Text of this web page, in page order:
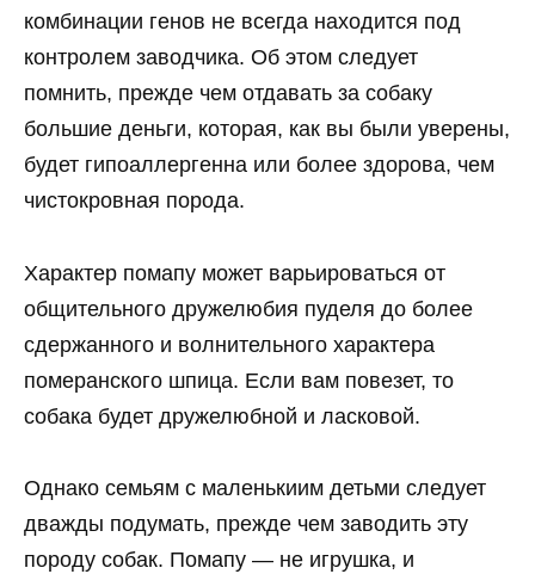
комбинации генов не всегда находится под
контролем заводчика. Об этом следует
помнить, прежде чем отдавать за собаку
большие деньги, которая, как вы были уверены,
будет гипоаллергенна или более здорова, чем
чистокровная порода.
Характер помапу может варьироваться от
общительного дружелюбия пуделя до более
сдержанного и волнительного характера
померанского шпица. Если вам повезет, то
собака будет дружелюбной и ласковой.
Однако семьям с маленькиим детьми следует
дважды подумать, прежде чем заводить эту
породу собак. Помапу — не игрушка, и